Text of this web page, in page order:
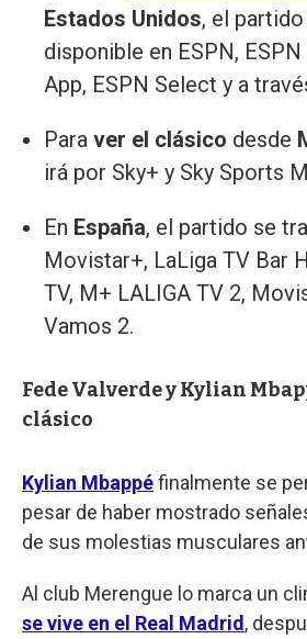
Estados Unidos, el
disponible en ESPN,
App, ESPN Select y a
Para ver el clásico desde
irá por Sky+ y Sky Sports
En España, el partido se
Movistar+, LaLiga TV Bar
TV, M+ LALIGA TV 2,
Vamos 2.
Fede Valverde y Kylian
clásico
Kylian Mbappéfinalmente se
pesar de haber mostrado
de sus molestias musculares
Al club Merengue lo marca un
se vive en el Real Madrid ,